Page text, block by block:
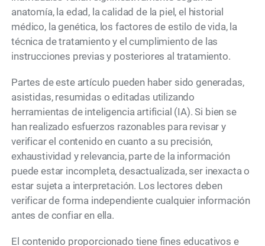
anatomía, la edad, la calidad de la piel, el historial
médico, la genética, los factores de estilo de vida, la
técnica de tratamiento y el cumplimiento de las
instrucciones previas y posteriores al tratamiento.
Partes de este artículo pueden haber sido generadas,
asistidas, resumidas o editadas utilizando
herramientas de inteligencia artificial (IA). Si bien se
han realizado esfuerzos razonables para revisar y
verificar el contenido en cuanto a su precisión,
exhaustividad y relevancia, parte de la información
puede estar incompleta, desactualizada, ser inexacta o
estar sujeta a interpretación. Los lectores deben
verificar de forma independiente cualquier información
antes de confiar en ella.
El contenido proporcionado tiene fines educativos e